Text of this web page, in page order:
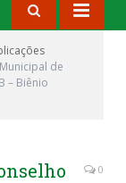
de
– Biênio
0